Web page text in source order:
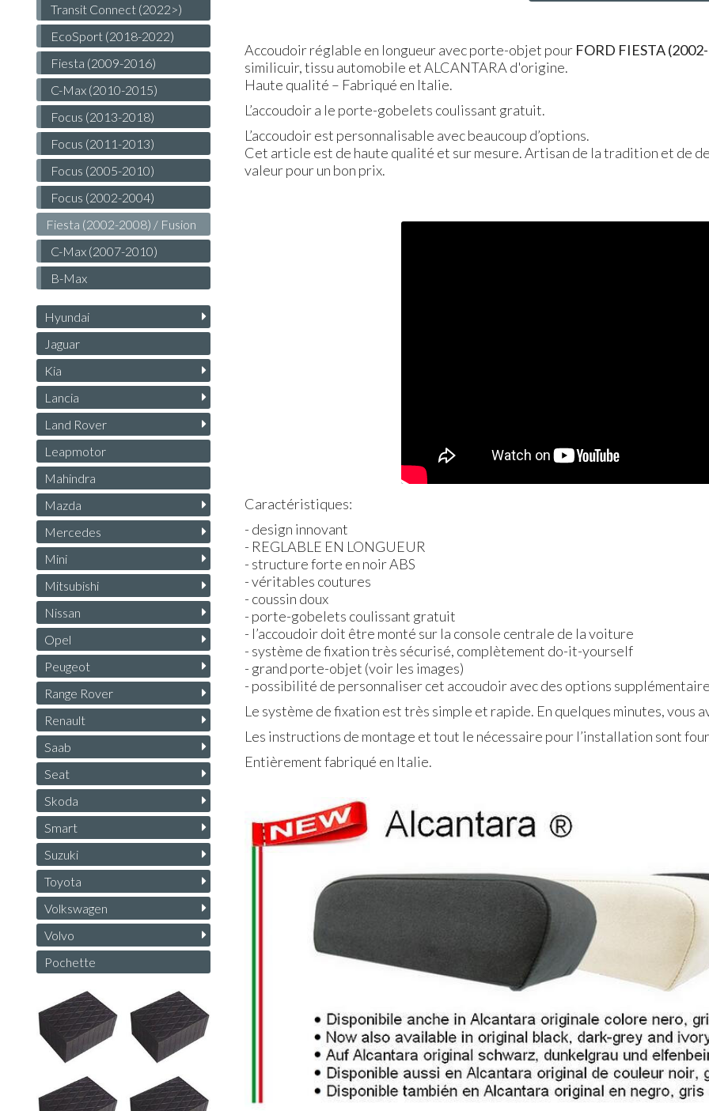
Accoudoir réglable en longueur avec porte-objet pour FORD FIESTA
similicuir, tissu automobile et ALCANTARA d'origine.
Haute qualité – Fabriqué en Italie.
L’accoudoir a le porte-gobelets coulissant gratuit.
L’accoudoir est personnalisable avec beaucoup d’options.
Cet article est de haute qualité et sur mesure. Artisan de la tradition et de
valeur pour un bon prix.
Caractéristiques:
- design innovant
- REGLABLE EN LONGUEUR
- structure forte en noirABS
- véritables coutures
- coussin doux
- porte-gobelets coulissant gratuit
- l’accoudoir doit être monté sur la console centrale de la voiture
- système de fixation très sécurisé, complètement do-it-yourself
- grand porte-objet (voir les images)
- possibilité de personnaliser cet accoudoir avec des options
Le système de fixation est très simple et rapide. En quelques minutes,
Les instructions de montage et tout le nécessaire pour l’installation sont
Entièrement fabriqué en Italie.
Transit Connect (2022>)
EcoSport (2018-2022)
Fiesta (2009-2016)
C-Max (2010-2015)
Focus (2013-2018)
Focus (2011-2013)
Focus (2005-2010)
Focus (2002-2004)
Fiesta (2002-2008) / Fusion
C-Max (2007-2010)
B-Max
Hyundai
Jaguar
Kia
Lancia
Land Rover
Leapmotor
Mahindra
Mazda
Mercedes
Mini
Mitsubishi
Nissan
Opel
Peugeot
Range Rover
Renault
Saab
Seat
Skoda
Smart
Suzuki
Toyota
Volkswagen
Volvo
Pochette